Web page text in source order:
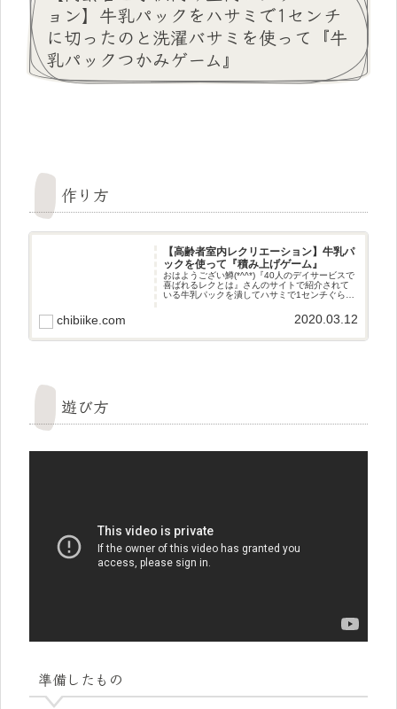
ョン】牛乳パックをハサミで1センチ
に切ったのと洗濯バサミを使って『牛
乳パックつかみゲーム』
作り方
【高齢者室内レクリエーション】牛乳パ
ックを使って『積み上げゲーム』
おはようござい鱒(*^^*)『40人のデイサービスで
喜ばれるレクとは』さんのサイトで紹介されて
いる牛乳パックを潰してハサミで1センチぐらい
て倒れないように積み上げていくゲームに挑戦
chibiike.com 2020.03.12
遊び方
準備したもの